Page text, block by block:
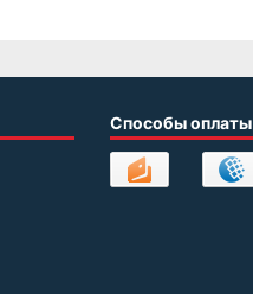
Способы оплаты